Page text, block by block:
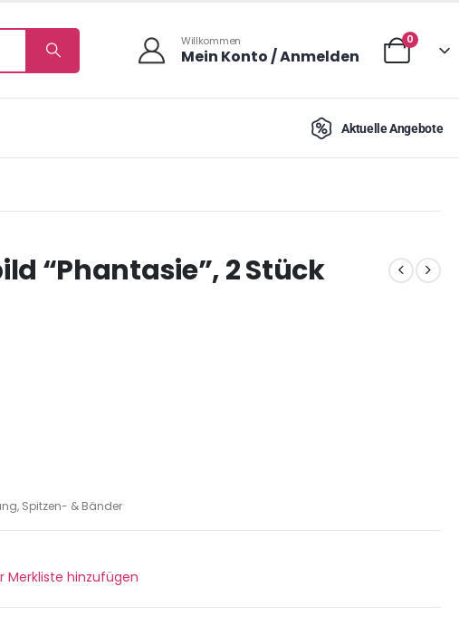
Willkommen
Mein Konto / Anmelden
0
Aktuelle Angebote
“Phantasie”, 2 Stück
Spitzen- & Bänder
Merkliste hinzufügen